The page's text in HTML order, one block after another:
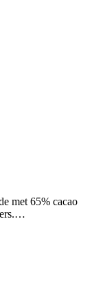
met 65% cacao